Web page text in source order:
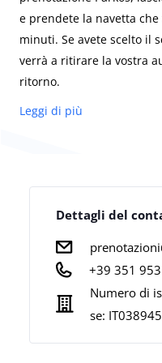
e prendete la navetta
minuti. Se avete scelto il
verrà a ritirare la vostra
ritorno.
servizio di navetta
porterà in aeroporto in
extra al momento del
prendere la vostra auto
riconsegnerà al vostro
personale di Park&GO
Leggi di più
Dettagli del
+39 351
Numero di
se: